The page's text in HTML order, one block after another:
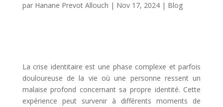
par Hanane Prevot Allouch | Nov 17, 2024| Blog
La crise identitaire est une phase complexe et parfois
douloureuse de la vie où une personne ressent un
malaise profond concernant sa propre identité. Cette
expérience peut survenir à différents moments de